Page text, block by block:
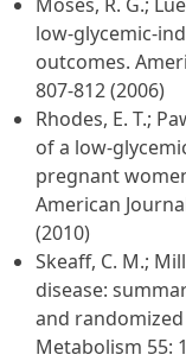
low-glycemic-
outcomes.
807-812 (2006)
Rhodes, E. T.;
of a low-
pregnant
American
(2010)
Skeaff, C. M.;
disease:
and
Metabolism 55: